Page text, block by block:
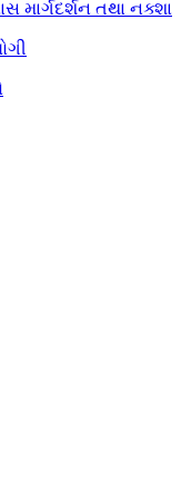
માર્ગદર્શન તથા નક્શા